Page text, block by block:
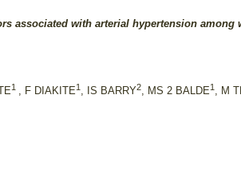
associated with arterial hypertension among
1 , F DIAKITE1, IS BARRY2, MS 2 BALDE1, M